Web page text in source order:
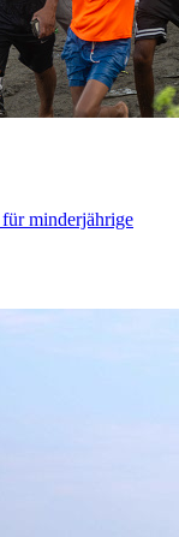
minderjährige